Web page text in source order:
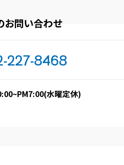
お問い合わせ
227-8468
水曜定休)